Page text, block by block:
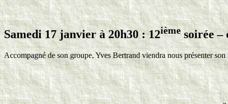
Samedi 17 janvier à 20h30 : 12ièmesoirée –
Accompagné de son groupe, Yves Bertrand viendra nous présenter